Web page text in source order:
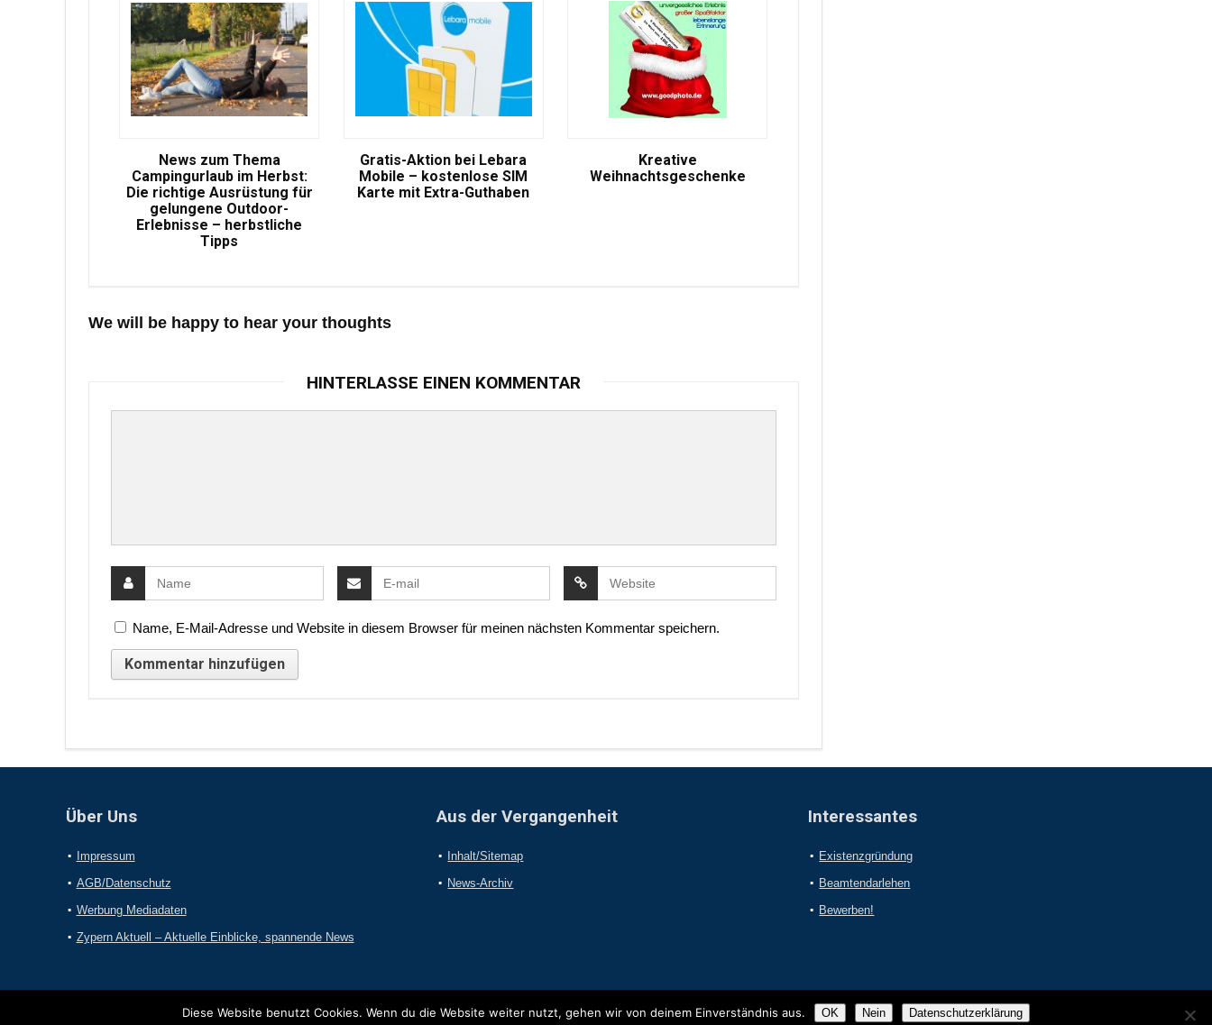
News zum Thema
Campingurlaub im Herbst:
Die richtige Ausrüstung für
gelungene Outdoor-
Erlebnisse – herbstliche
Tipps
Gratis-Aktion bei Lebara
Mobile – kostenlose SIM
Karte mit Extra-Guthaben
Kreative
Weihnachtsgeschenke
We will be happy to hear your thoughts
HINTERLASSE EINEN KOMMENTAR
Name, E-Mail-Adresse und Website in diesem Browser für meinen nächsten Kommentar speichern.
Über Uns
Impressum
AGB/Datenschutz
Werbung Mediadaten
Zypern Aktuell – Aktuelle Einblicke, spannende News
Aus der Vergangenheit
Inhalt/Sitemap
News-Archiv
Interessantes
Existenzgründung
Beamtendarlehen
Bewerben!
2017 Online-Presseportal.com. Alle Rechte vorbehalten.
Diese Website benutzt Cookies. Wenn du die Website weiter nutzt, gehen wir von deinem Einverständnis aus. OK Nein Datenschutzerklärung